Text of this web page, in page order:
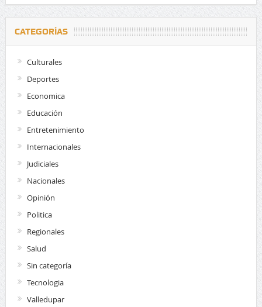
CATEGORÍAS
Culturales
Deportes
Economica
Educación
Entretenimiento
Internacionales
Judiciales
Nacionales
Opinión
Politica
Regionales
Salud
Sin categoría
Tecnologia
Valledupar